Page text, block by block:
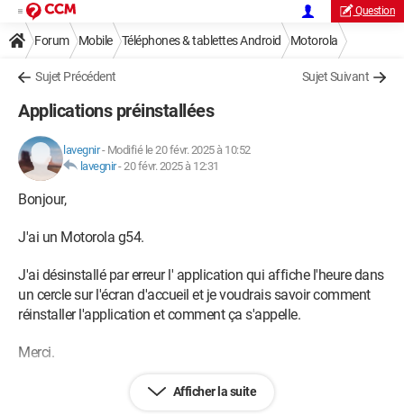
Question
Forum Mobile Téléphones & tablettes Android Motorola
Sujet Précédent Sujet Suivant
Applications préinstallées
lavegnir- Modifié le 20 févr. 2025 à 10:52
lavegnir-20 févr. 2025 à 12:31
Bonjour,
J'ai un Motorola g54.
J'ai désinstallé par erreur l' application qui affiche l'heure dans
un cercle sur l'écran d'accueil et je voudrais savoir comment
réinstaller l'application et comment ça s'appelle.
Merci.
Afficher la suite